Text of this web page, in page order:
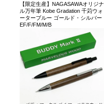
【限定生産】NAGASAWAオリジナ
ル万年筆 Kobe Gradation 千苅ウォ
ーターブルー ゴールド・シルバー
EF/F/FM/M/B